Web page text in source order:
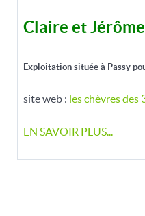
Claire et
Exploitation située à Passy
site web : les chèvres des
EN SAVOIR PLUS...